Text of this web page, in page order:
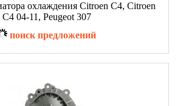
охлаждения Citroen C4, Citroen
C4 04-11, Peugeot 307
поиск предложений